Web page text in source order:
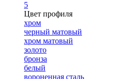
5
Цвет профиля
хром
черный матовый
хром матовый
золото
бронза
белый
вороненная сталь